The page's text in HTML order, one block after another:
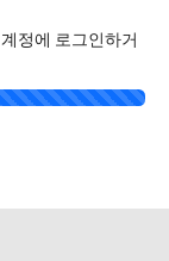
정에 로그인하거